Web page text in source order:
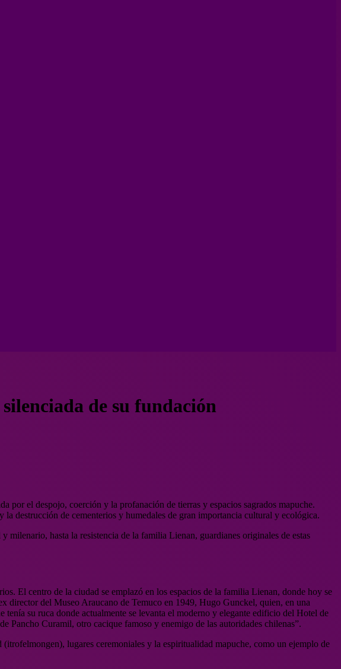
de su fundación
por el despojo, coerción y la profanación de tierras y espacios sagrados mapuche.
destrucción de cementerios y humedales de gran importancia cultural y ecológica.
milenario, hasta la resistencia de la familia Lienan, guardianes originales de estas
El centro de la ciudad se emplazó en los espacios de la familia Lienan, donde hoy se
director del Museo Araucano de Temuco en 1949, Hugo Gunckel, quien, en una
su ruca donde actualmente se levanta el moderno y elegante edificio del Hotel de
Curamil, otro cacique famoso y enemigo de las autoridades chilenas”.
lugares ceremoniales y la espiritualidad mapuche, como un ejemplo de